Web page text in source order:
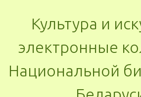
Культура и
электронные
Национальной